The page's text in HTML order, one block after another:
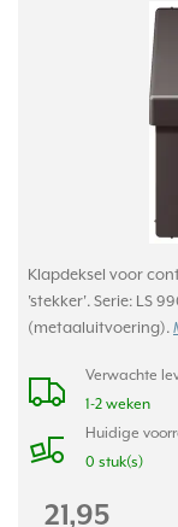
Klapdeksel voor
'stekker'. Serie: LS
(metaaluitvoering).
Verwachte
1-2 weken
Huidige
0 stuk(s)
21,95